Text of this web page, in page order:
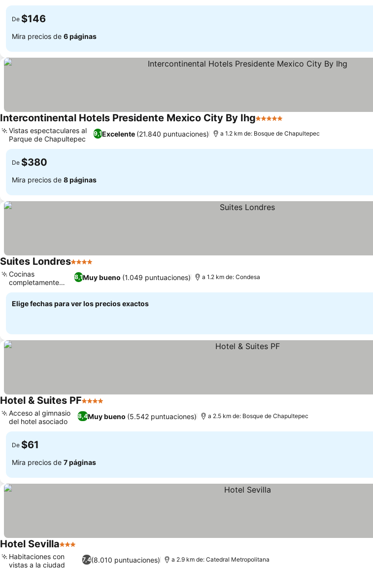
De $146
Mira precios de 6 páginas
Intercontinental Hotels Presidente Mexico City By Ihg5 Estrellas
9,1Excelente (21.840 puntuaciones)
Vistas espectaculares al
Parque de Chapultepec
a 1.2 km de: Bosque de Chapultepec
De $380
Mira precios de 8 páginas
Suites Londres4 Estrellas
8,1Muy bueno (1.049 puntuaciones)
Cocinas
completamente
equipadas
a 1.2 km de: Condesa
Elige fechas para ver los precios exactos
Hotel & Suites PF4 Estrellas
8,4Muy bueno (5.542 puntuaciones)
Acceso al gimnasio
del hotel asociado
a 2.5 km de: Bosque de Chapultepec
De $61
Mira precios de 7 páginas
Hotel Sevilla3 Estrellas
7,4(8.010 puntuaciones)
Habitaciones con
vistas a la ciudad
a 2.9 km de: Catedral Metropolitana